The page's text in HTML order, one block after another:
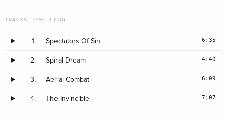
TRACKS - DISC 2 (CD)
1. Spectators Of Sin 6:35
2. Spiral Dream 4:40
3. Aerial Combat 6:09
4. The Invincible 7:07